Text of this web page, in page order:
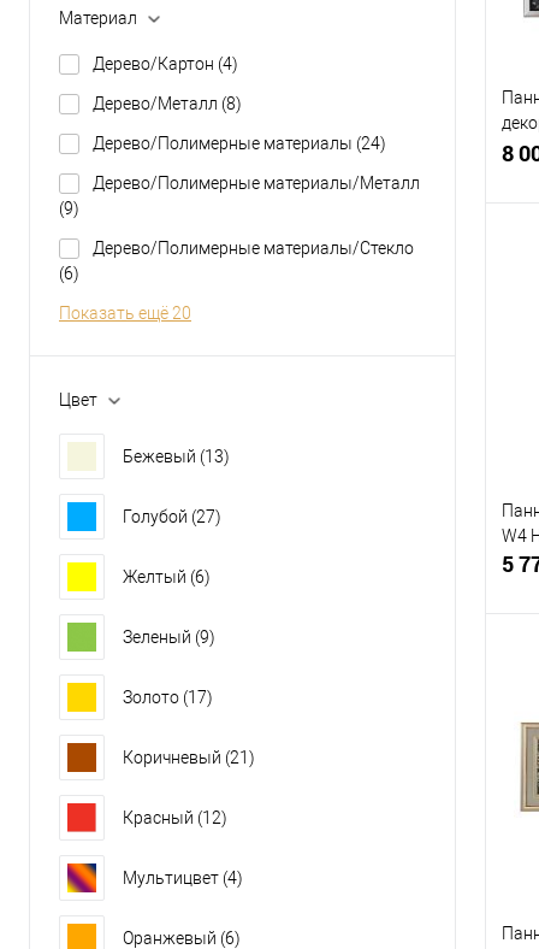
Материал
Дерево/Картон (4)
Дерево/Металл (8)
Дерево/Полимерные материалы (24)
Дерево/Полимерные материалы/Металл
(9)
Дерево/Полимерные материалы/Стекло
(6)
Показать ещё 20
Цвет
Бежевый (13)
Голубой (27)
Желтый (6)
Зеленый (9)
Золото (17)
Коричневый (21)
Красный (12)
Мультицвет (4)
Оранжевый (6)
H51
8
W4
5